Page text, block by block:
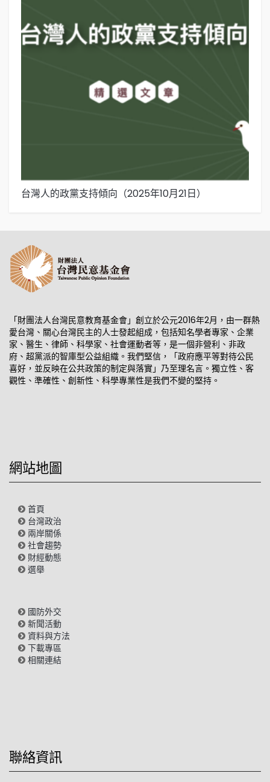
台灣人的政黨支持傾向（2025年10月21日）
「財團法人台灣民意教育基金會」創立於公元2016年2月，由一群熱
愛台灣、關心台灣民主的人士發起組成，包括知名學者專家、企業
家、醫生、律師、科學家、社會運動者等，是一個非營利、非政
府、超黨派的智庫型公益組織。我們堅信，「政府應平等對待公民
喜好，並反映在公共政策的制定與落實」乃至理名言。獨立性、客
觀性、準確性、創新性、科學專業性是我們不變的堅持。
網站地圖
首頁
台灣政治
兩岸關係
社會趨勢
財經動態
選舉
國防外交
新聞活動
資料與方法
下載專區
相關連結
聯絡資訊